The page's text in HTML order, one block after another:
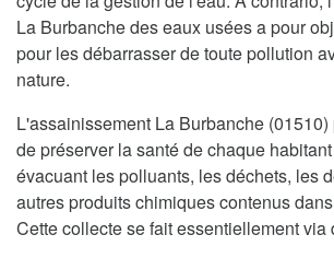
La Burbanche des eaux usées a pour
pour les débarrasser de toute pollution
nature.
L'assainissement La Burbanche
de préserver la santé de chaque
évacuant les polluants, les déchets, les
autres produits chimiques contenus
Cette collecte se fait essentiellement via